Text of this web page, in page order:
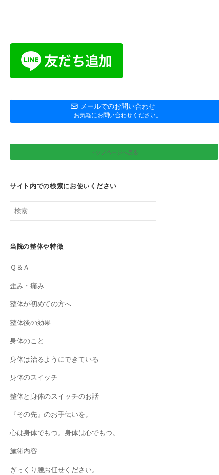
メールでのお問い合わせ
お気軽にお問い合わせください。
トップページへ戻る
サイト内での検索にお使いください
検
当院の整体や特徴
Ｑ＆Ａ
歪み・痛み
整体が初めての方へ
整体後の効果
身体のこと
身体は治るようにできている
身体のスイッチ
整体と身体のスイッチのお話
『その先』のお手伝いを。
心は身体でもつ。身体は心でもつ。
施術内容
ぎっくり腰お任せください。